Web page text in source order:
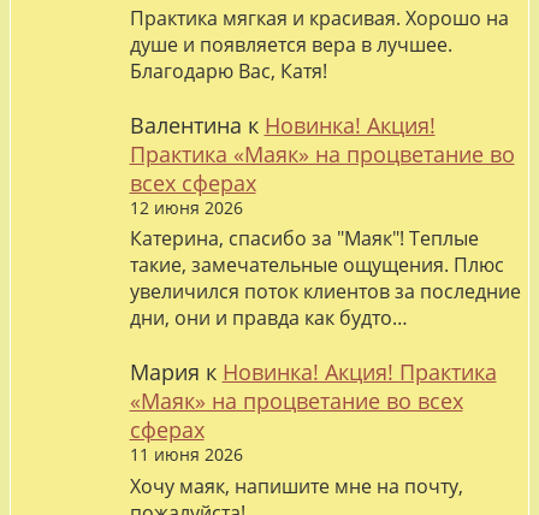
Практика мягкая и красивая. Хорошо на
душе и появляется вера в лучшее.
Благодарю Вас, Катя!
Валентина к Новинка! Акция!
Практика «Маяк» на процветание во
всех сферах
12 июня 2026
Катерина, спасибо за "Маяк"! Теплые
такие, замечательные ощущения. Плюс
увеличился поток клиентов за последние
дни, они и правда как будто…
Мария к Новинка! Акция! Практика
«Маяк» на процветание во всех
сферах
11 июня 2026
Хочу маяк, напишите мне на почту,